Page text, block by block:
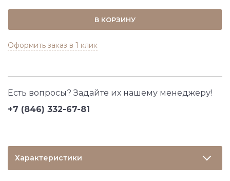
В КОРЗИНУ
Оформить заказ в 1 клик
Есть вопросы? Задайте их нашему менеджеру!
+7 (846) 332-67-81
Характеристики